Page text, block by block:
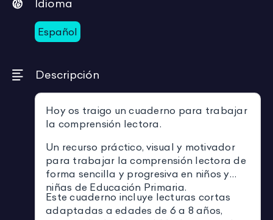
Idioma
Español
Descripción
Hoy os traigo un cuaderno para trabajar
la comprensión lectora.
Un recurso práctico, visual y motivador
para trabajar la comprensión lectora de
forma sencilla y progresiva en niños y
niñas de Educación Primaria.
Este cuaderno incluye lecturas cortas
adaptadas a edades de 6 a 8 años,